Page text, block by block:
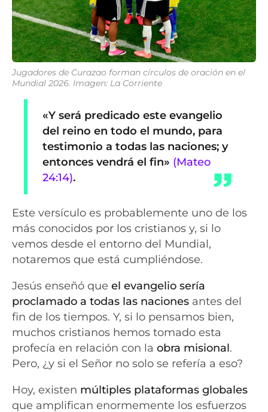
Jugadores de Curazao forman círculos de oración en el
Mundial 2026. Imagen: La Corriente
«Y será predicado este evangelio
del reino en todo el mundo, para
testimonio a todas las naciones; y
entonces vendrá el fin» (Mateo
24:14).
Este versículo es probablemente uno de los
más conocidos por los cristianos y, si lo
vemos desde el entorno del Mundial,
notaremos que está cumpliéndose.
Jesús enseñó que el evangelio sería
proclamado a todas las naciones antes del
fin de los tiempos. Y, si lo pensamos bien,
muchos cristianos hemos tomado esta
profecía en relación con la obra misional.
Pero, ¿y si el Señor no solo se refería a eso?
Hoy, existen múltiples plataformas globales
que amplifican enormemente los esfuerzos